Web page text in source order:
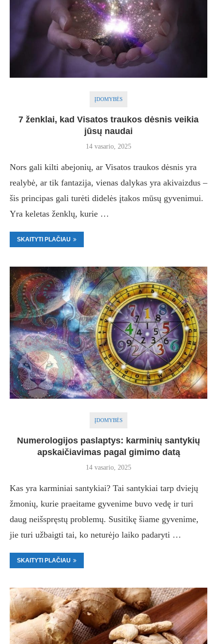
ĮDOMYBĖS
7 ženklai, kad Visatos traukos dėsnis veikia
jūsų naudai
14 vasario, 2025
Nors gali kilti abejonių, ar Visatos traukos dėsnis yra
realybė, ar tik fantazija, vienas dalykas yra akivaizdus –
šis principas gali turėti didelės įtakos mūsų gyvenimui.
Yra keletas ženklų, kurie …
SKAITYTI PLAČIAU
ĮDOMYBĖS
Numerologijos paslaptys: karminių santykių
apskaičiavimas pagal gimimo datą
14 vasario, 2025
Kas yra karminiai santykiai? Tai santykiai tarp dviejų
žmonių, kurie praeitame gyvenime buvo vedę ir turi
daug neišspręstų problemų. Susitikę šiame gyvenime,
jie turi užbaigti tai, ko neturėjo laiko padaryti …
SKAITYTI PLAČIAU